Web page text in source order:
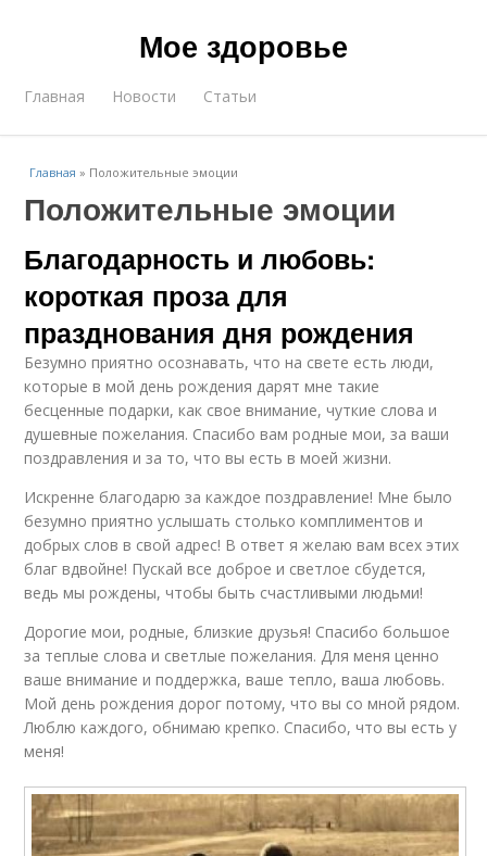
Мое здоровье
Главная Новости Статьи
Главная » Положительные эмоции
Положительные эмоции
Благодарность и любовь:
короткая проза для
празднования дня рождения
Безумно приятно осознавать, что на свете есть люди,
которые в мой день рождения дарят мне такие
бесценные подарки, как свое внимание, чуткие слова и
душевные пожелания. Спасибо вам родные мои, за ваши
поздравления и за то, что вы есть в моей жизни.
Искренне благодарю за каждое поздравление! Мне было
безумно приятно услышать столько комплиментов и
добрых слов в свой адрес! В ответ я желаю вам всех этих
благ вдвойне! Пускай все доброе и светлое сбудется,
ведь мы рождены, чтобы быть счастливыми людьми!
Дорогие мои, родные, близкие друзья! Спасибо большое
за теплые слова и светлые пожелания. Для меня ценно
ваше внимание и поддержка, ваше тепло, ваша любовь.
Мой день рождения дорог потому, что вы со мной рядом.
Люблю каждого, обнимаю крепко. Спасибо, что вы есть у
меня!